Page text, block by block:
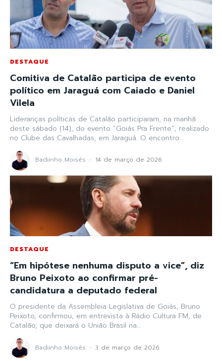
DESTAQUE
Comitiva de Catalão participa de evento
político em Jaraguá com Caiado e Daniel
Vilela
Lideranças políticas de Catalão participaram, na manhã
deste sábado (14), do evento “Goiás Pra Frente”, realizado
no Clube das Cavalhadas, em Jaraguá. O encontro...
Badiinho Moisés - 14 de março de 2026
DESTAQUE
“Em hipótese nenhuma disputo a vice”, diz
Bruno Peixoto ao confirmar pré-
candidatura a deputado federal
O presidente da Assembleia Legislativa de Goiás, Bruno
Peixoto, confirmou, em entrevista à Rádio Cultura FM, de
Catalão, que deixará o União Brasil na...
Badiinho Moisés - 3 de março de 2026